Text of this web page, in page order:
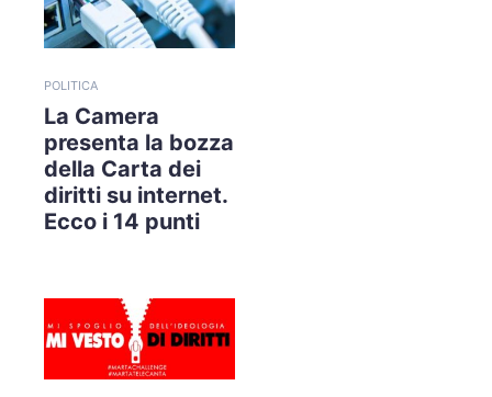
POLITICA
La Camera
presenta la bozza
della Carta dei
diritti su internet.
Ecco i 14 punti